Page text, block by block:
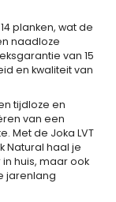
planken, wat de
naadloze
van 15
en kwaliteit van
tijdloze en
van een
Met de Joka LVT
Natural haal je
huis, maar ook
jarenlang